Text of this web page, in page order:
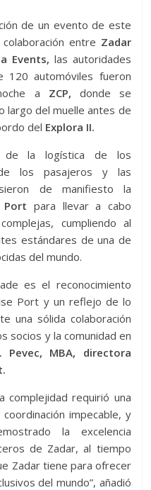
de un evento de este
entre Zadar
Events, las autoridades
120 automóviles fueron
a ZCP, donde se
largo del muelle antes de
del Explora II.
de la logística de los
los pasajeros y las
de manifiesto la
Port para llevar a cabo
cumpliendo al
estándares de una de
del mundo.
es el reconocimiento
Port y un reflejo de lo
una sólida colaboración
socios y la comunidad en
Pevec, MBA, directora
complejidad requirió una
impecable, y
la excelencia
de Zadar, al tiempo
Zadar tiene para ofrecer
del mundo”, añadió